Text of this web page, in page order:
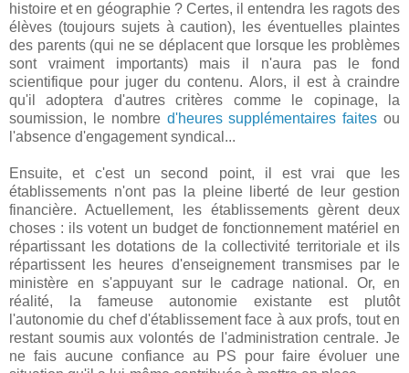
histoire et en géographie ? Certes, il entendra les ragots des
élèves (toujours sujets à caution), les éventuelles plaintes
des parents (qui ne se déplacent que lorsque les problèmes
sont vraiment importants) mais il n'aura pas le fond
scientifique pour juger du contenu. Alors, il est à craindre
qu'il adoptera d'autres critères comme le copinage, la
soumission, le nombre d'heures supplémentaires faites ou
l'absence d'engagement syndical...
Ensuite, et c'est un second point, il est vrai que les
établissements n'ont pas la pleine liberté de leur gestion
financière. Actuellement, les établissements gèrent deux
choses : ils votent un budget de fonctionnement matériel en
répartissant les dotations de la collectivité territoriale et ils
répartissent les heures d'enseignement transmises par le
ministère en s'appuyant sur le cadrage national. Or, en
réalité, la fameuse autonomie existante est plutôt
l'autonomie du chef d'établissement face à aux profs, tout en
restant soumis aux volontés de l'administration centrale. Je
ne fais aucune confiance au PS pour faire évoluer une